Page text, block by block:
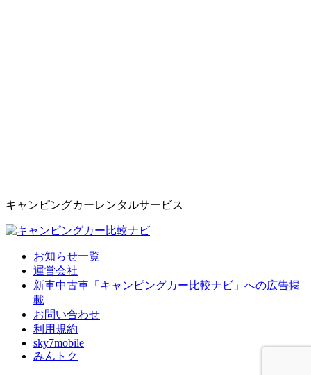
キャンピングカーレンタルサービス
お知らせ一覧
運営会社
新車中古車「キャンピングカー比較ナビ」への広告掲
載
お問い合わせ
利用規約
sky7mobile
みんトク